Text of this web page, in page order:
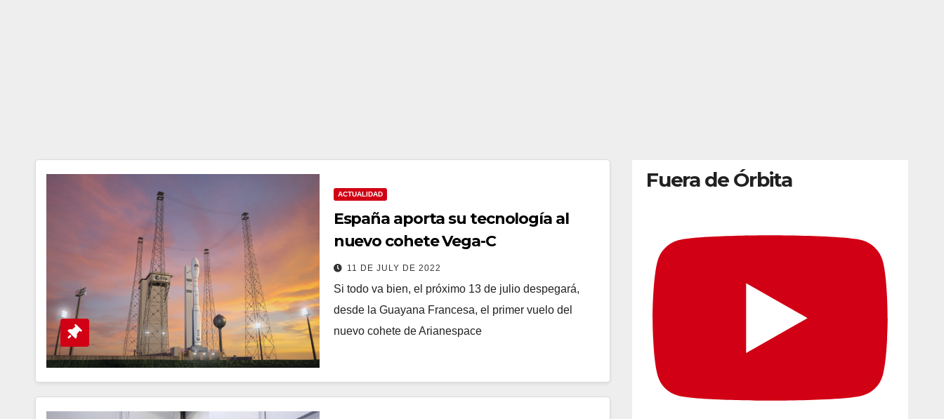
ACTUALIDAD
España aporta su tecnología al
nuevo cohete Vega-C
11 DE JULY DE 2022
Si todo va bien, el próximo 13 de julio despegará,
desde la Guayana Francesa, el primer vuelo del
nuevo cohete de Arianespace
Fuera de Órbita